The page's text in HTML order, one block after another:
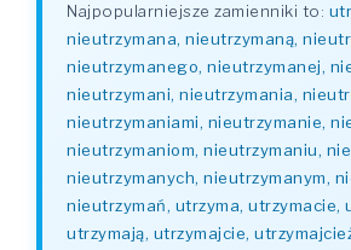
Najpopularniejsze zamienniki to:
nieutrzymana, nieutrzymaną,
nieutrzymanego, nieutrzymanej,
nieutrzymani, nieutrzymania,
nieutrzymaniami, nieutrzymanie,
nieutrzymaniom, nieutrzymaniu,
nieutrzymanych, nieutrzymanym,
nieutrzymań, utrzyma, utrzymacie,
utrzymają, utrzymajcie,